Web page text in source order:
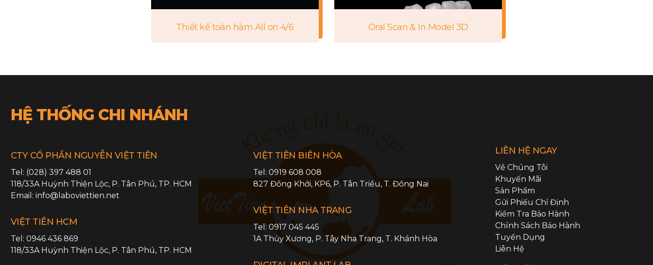
Thiết kế toàn hàm All on 4/6 Oral Scan & In Model 3D
HỆ THỐNG CHI NHÁNH
CTY CỔ PHẦN NGUYỄN VIỆT TIÊN
Tel: (028) 397 488 01
118/33A Huỳnh Thiện Lộc, P. Tân Phú, TP. HCM
Email: info@laboviettien.net
VIỆT TIÊN HCM
Tel: 0946 436 869
118/33A Huỳnh Thiện Lộc, P. Tân Phú, TP. HCM
VIỆT TIÊN BIÊN HÒA
Tel: 0919 608 008
827 Đồng Khởi, KP6, P. Tân Triều, T. Đồng Nai
VIỆT TIÊN NHA TRANG
Tel: 0917 045 445
1A Thủy Xương, P. Tây Nha Trang, T. Khánh Hòa
LIÊN HỆ NGAY
Về Chúng Tôi
Khuyến Mãi
Sản Phẩm
Gửi Phiếu Chỉ Định
Kiểm Tra Bảo Hành
Chính Sách Bảo Hành
Tuyển Dụng
Liên Hệ